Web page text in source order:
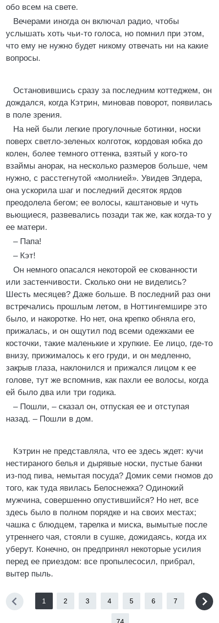
обо всем на свете.
Вечерами иногда он включал радио, чтобы
услышать хоть чьи-то голоса, но помнил при этом,
что ему не нужно будет никому отвечать ни на какие
вопросы.
Остановившись сразу за последним коттеджем, он
дождался, когда Кэтрин, миновав поворот, появилась
в поле зрения.
На ней были легкие прогулочные ботинки, носки
поверх светло-зеленых колготок, кордовая юбка до
колен, более темного оттенка, взятый у кого-то
взаймы анорак, на несколько размеров больше, чем
нужно, с расстегнутой «молнией». Увидев Элдера,
она ускорила шаг и последний десяток ярдов
преодолела бегом; ее волосы, каштановые и чуть
вьющиеся, развевались позади так же, как когда-то у
ее матери.
– Папа!
– Кэт!
Он немного опасался некоторой ее скованности
или застенчивости. Сколько они не виделись?
Шесть месяцев? Даже больше. В последний раз они
встречались прошлым летом, в Ноттингемшире это
было, и накоротке. Но нет, она крепко обняла его,
прижалась, и он ощутил под всеми одежками ее
косточки, такие маленькие и хрупкие. Ее лицо, где-то
внизу, прижималось к его груди, и он медленно,
закрыв глаза, наклонился и прижался лицом к ее
голове, тут же вспомнив, как пахли ее волосы, когда
ей было два или три годика.
– Пошли, – сказал он, отпуская ее и отступая
назад. – Пошли в дом.
Кэтрин не представляла, что ее здесь ждет: кучи
нестираного белья и дырявые носки, пустые банки
из-под пива, немытая посуда? Домик семи гномов до
того, как туда явилась Белоснежка? Одинокий
мужчина, совершенно опустившийся? Но нет, все
здесь было в полном порядке и на своих местах;
чашка с блюдцем, тарелка и миска, вымытые после
утреннего чая, стояли в сушке, дожидаясь, когда их
уберут. Конечно, он предпринял некоторые усилия
перед ее приездом: все пропылесосил, прибрал,
вытер пыль.
1 2 3 4 5 6 7